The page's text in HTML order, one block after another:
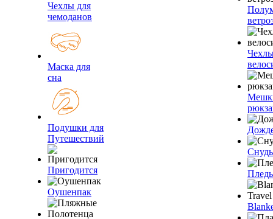
Чехлы для
чемоданов
Маска для
сна
Подушки для
Путешествий
Пригодится
Оушенпак